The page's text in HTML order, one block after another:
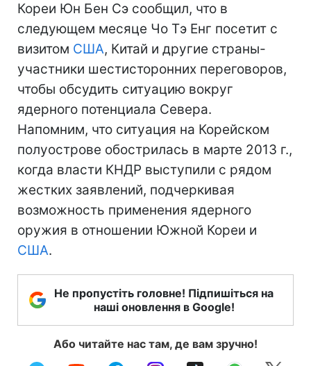
Кореи Юн Бен Сэ сообщил, что в
следующем месяце Чо Тэ Енг посетит с
визитом США, Китай и другие страны-
участники шестисторонних переговоров,
чтобы обсудить ситуацию вокруг
ядерного потенциала Севера.
Напомним, что ситуация на Корейском
полуострове обострилась в марте 2013 г.,
когда власти КНДР выступили с рядом
жестких заявлений, подчеркивая
возможность применения ядерного
оружия в отношении Южной Кореи и
США.
Не пропустіть головне! Підпишіться на
наші оновлення в Google!
Або читайте нас там, де вам зручно!